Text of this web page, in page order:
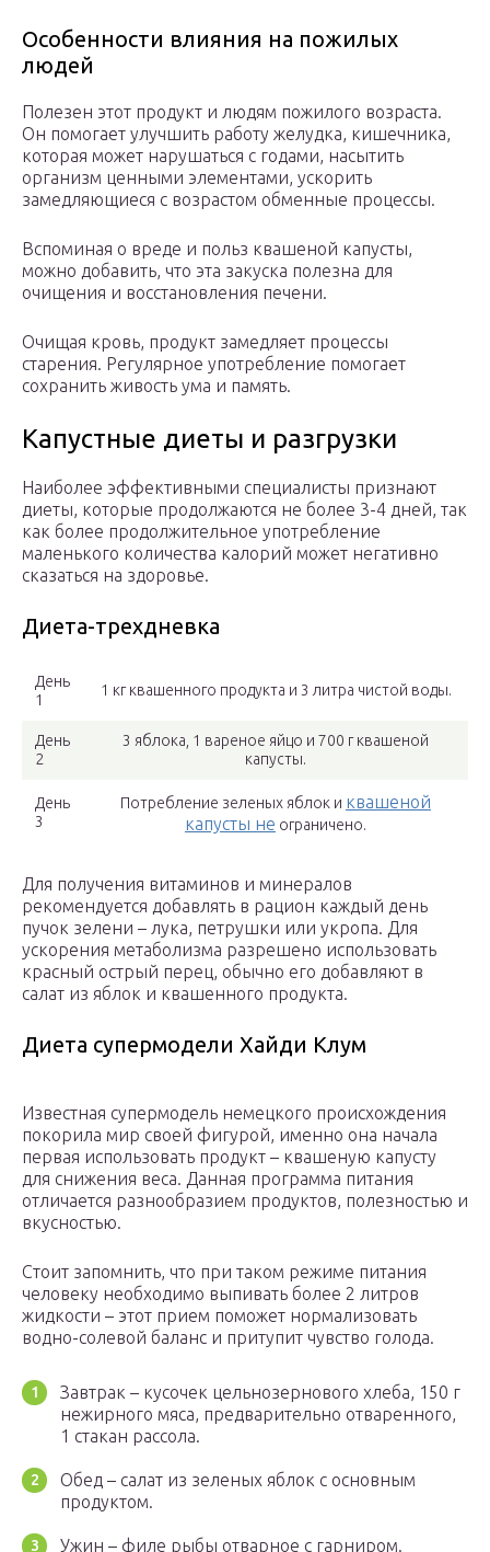
Особенности влияния на пожилых
людей
Полезен этот продукт и людям пожилого возраста.
Он помогает улучшить работу желудка, кишечника,
которая может нарушаться с годами, насытить
организм ценными элементами, ускорить
замедляющиеся с возрастом обменные процессы.
Вспоминая о вреде и польз квашеной капусты,
можно добавить, что эта закуска полезна для
очищения и восстановления печени.
Очищая кровь, продукт замедляет процессы
старения. Регулярное употребление помогает
сохранить живость ума и память.
Капустные диеты и разгрузки
Наиболее эффективными специалисты признают
диеты, которые продолжаются не более 3-4 дней, так
как более продолжительное употребление
маленького количества калорий может негативно
сказаться на здоровье.
Диета-трехдневка
День
1
1 кг квашенного продукта и 3 литра чистой воды.
День
2
3 яблока, 1 вареное яйцо и 700 г квашеной
капусты.
День
3
Потребление зеленых яблок и квашеной
капусты не ограничено.
Для получения витаминов и минералов
рекомендуется добавлять в рацион каждый день
пучок зелени – лука, петрушки или укропа. Для
ускорения метаболизма разрешено использовать
красный острый перец, обычно его добавляют в
салат из яблок и квашенного продукта.
Диета супермодели Хайди Клум
Известная супермодель немецкого происхождения
покорила мир своей фигурой, именно она начала
первая использовать продукт – квашеную капусту
для снижения веса. Данная программа питания
отличается разнообразием продуктов, полезностью и
вкусностью.
Стоит запомнить, что при таком режиме питания
человеку необходимо выпивать более 2 литров
жидкости – этот прием поможет нормализовать
водно-солевой баланс и притупит чувство голода.
Завтрак – кусочек цельнозернового хлеба, 150 г
нежирного мяса, предварительно отваренного,
1 стакан рассола.
Обед – салат из зеленых яблок с основным
продуктом.
Ужин – филе рыбы отварное с гарниром.